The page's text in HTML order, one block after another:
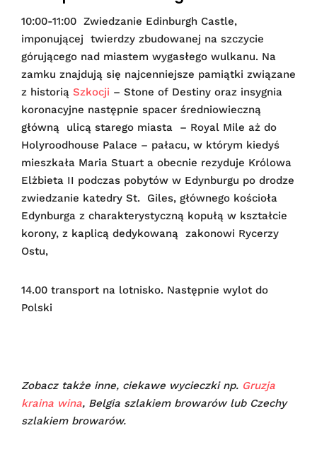
10:00-11:00 Zwiedzanie Edinburgh Castle,
imponującej twierdzy zbudowanej na szczycie
górującego nad miastem wygasłego wulkanu. Na
zamku znajdują się najcenniejsze pamiątki związane
z historią Szkocji – Stone of Destiny oraz insygnia
koronacyjne następnie spacer średniowieczną
główną ulicą starego miasta – Royal Mile aż do
Holyroodhouse Palace – pałacu, w którym kiedyś
mieszkała Maria Stuart a obecnie rezyduje Królowa
Elżbieta II podczas pobytów w Edynburgu po drodze
zwiedzanie katedry St. Giles, głównego kościoła
Edynburga z charakterystyczną kopułą w kształcie
korony, z kaplicą dedykowaną zakonowi Rycerzy
Ostu,
14.00 transport na lotnisko. Następnie wylot do
Polski
Zobacz także inne, ciekawe wycieczki np. Gruzja
kraina wina, Belgia szlakiem browarów lub Czechy
szlakiem browarów.